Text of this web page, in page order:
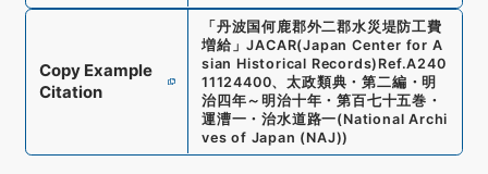
Copy Example
Citation
「丹波国何鹿郡外二郡水災堤防工費
増給 」JACAR(Japan Center for A
sian Historical Records) Ref.A240
11124400、太政類典・第二編・明
治四年～明治十年・第百七十五巻・
運漕一・治水道路一(National Archi
ves of Japan (NAJ))